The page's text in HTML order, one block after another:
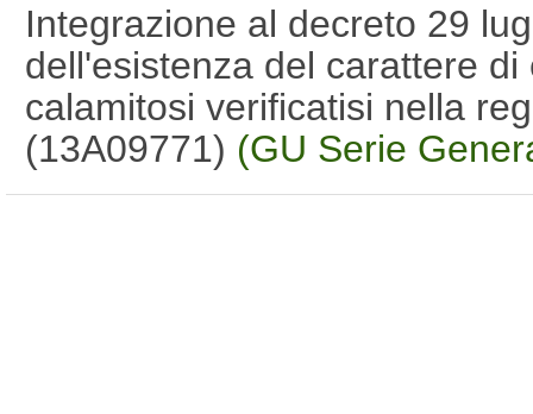
Integrazione al decreto 29
dell'esistenza del carattere
calamitosi verificatisi nella
(13A09771) (GU Serie